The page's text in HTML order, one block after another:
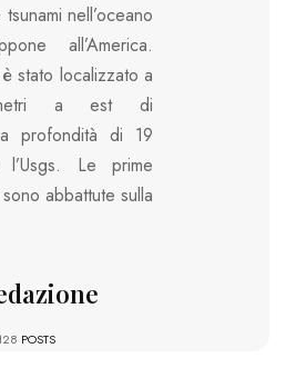
nell’oceano
all’America.
stato localizzato a
a est di
profondità di 19
l’Usgs. Le prime
abbattute sulla
POSTS